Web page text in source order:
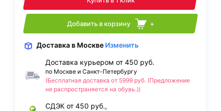
Добавить в корзину +
Доставка в Москве Изменить
Доставка курьером от 450 руб.
по Москве и Санкт-Петербургу
(Бесплатная доставка от 5999 руб. (Предложение
не распространяется на обувь.))
СДЭК от 450 руб.,